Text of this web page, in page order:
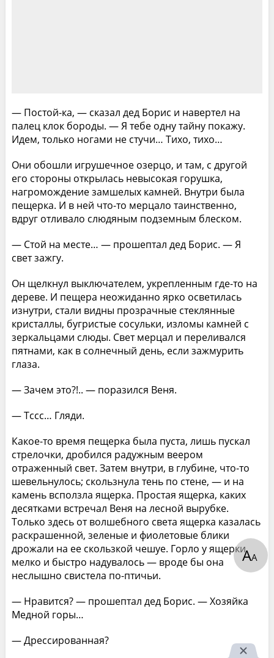
— Постой-ка, — сказал дед Борис и навертел на
палец клок бороды. — Я тебе одну тайну покажу.
Идем, только ногами не стучи… Тихо, тихо…
Они обошли игрушечное озерцо, и там, с другой
его стороны открылась невысокая горушка,
нагромождение замшелых камней. Внутри была
пещерка. И в ней что-то мерцало таинственно,
вдруг отливало слюдяным подземным блеском.
— Стой на месте… — прошептал дед Борис. — Я
свет зажгу.
Он щелкнул выключателем, укрепленным где-то на
дереве. И пещера неожиданно ярко осветилась
изнутри, стали видны прозрачные стеклянные
кристаллы, бугристые сосульки, изломы камней с
зеркальцами слюды. Свет мерцал и переливался
пятнами, как в солнечный день, если зажмурить
глаза.
— Зачем это?!.. — поразился Веня.
— Тссс… Гляди.
Какое-то время пещерка была пуста, лишь пускал
стрелочки, дробился радужным веером
отраженный свет. Затем внутри, в глубине, что-то
шевельнулось; скользнула тень по стене, — и на
камень всползла ящерка. Простая ящерка, каких
десятками встречал Веня на лесной вырубке.
Только здесь от волшебного света ящерка казалась
раскрашенной, зеленые и фиолетовые блики
дрожали на ее скользкой чешуе. Горло у ящерки
мелко и быстро надувалось — вроде бы она
неслышно свистела по-птичьи.
— Нравится? — прошептал дед Борис. — Хозяйка
Медной горы…
— Дрессированная?
АА